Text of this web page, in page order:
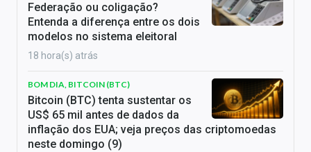
Federação ou coligação?
Entenda a diferença entre os dois
modelos no sistema eleitoral
18 hora(s) atrás
BOM DIA, BITCOIN (BTC)
Bitcoin (BTC) tenta sustentar os
US$ 65 mil antes de dados da
inflação dos EUA; veja preços das criptomoedas
neste domingo (9)